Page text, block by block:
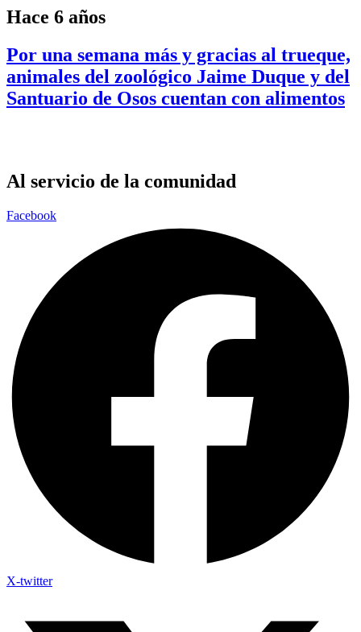
Hace 6 años
Por una semana más y gracias al trueque,
animales del zoológico Jaime Duque y del
Santuario de Osos cuentan con alimentos
Al servicio de la comunidad
Facebook
X-twitter